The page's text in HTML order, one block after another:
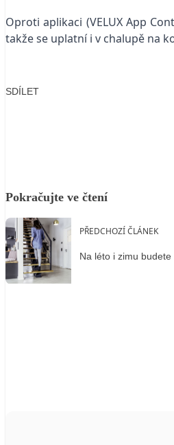
Oproti aplikaci (VELUX App
takže se uplatní i v chalupě na
SDÍLET
Pokračujte ve čtení
PŘEDCHOZÍ ČLÁNEK
Na léto i zimu